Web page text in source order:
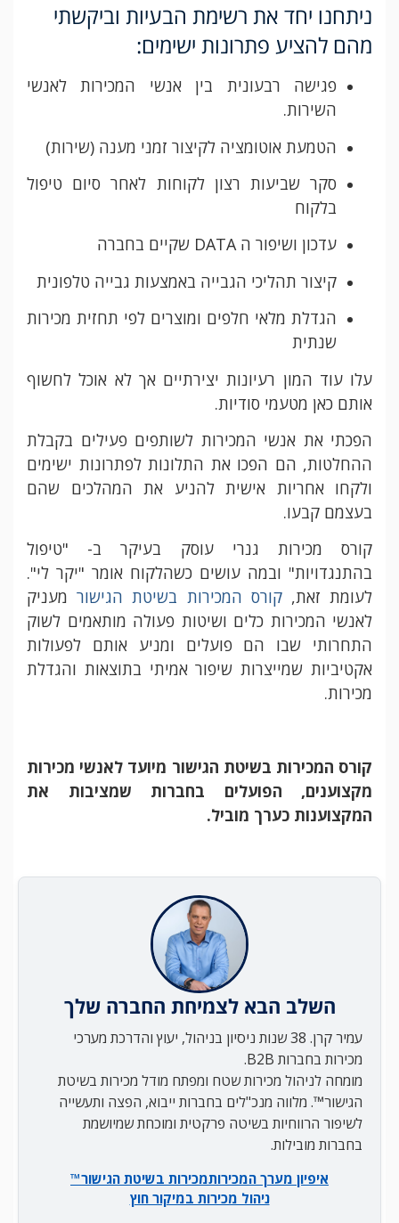
ניתחנו יחד את רשימת הבעיות וביקשתי
מהם להציע פתרונות ישימים:
פגישה רבעונית בין אנשי המכירות לאנשי
השירות.
הטמעת אוטומציה לקיצור זמני מענה (שירות)
סקר שביעות רצון לקוחות לאחר סיום טיפול
בלקוח
עדכון ושיפור ה DATA שקיים בחברה
קיצור תהליכי הגבייה באמצעות גבייה טלפונית
הגדלת מלאי חלפים ומוצרים לפי תחזית מכירות
שנתית
עלו עוד המון רעיונות יצירתיים אך לא אוכל לחשוף
אותם כאן מטעמי סודיות.
הפכתי את אנשי המכירות לשותפים פעילים בקבלת
ההחלטות, הם הפכו את התלונות לפתרונות ישימים
ולקחו אחריות אישית להניע את המהלכים שהם
בעצמם קבעו.
קורס מכירות גנרי עוסק בעיקר ב- "טיפול
בהתנגדויות" ובמה עושים כשהלקוח אומר "יקר לי".
לעומת זאת,קורס המכירות בשיטת הגישורמעניק
לאנשי המכירות כלים ושיטות פעולה מותאמים לשוק
התחרותי שבו הם פועלים ומניע אותם לפעולות
אקטיביות שמייצרות שיפור אמיתי בתוצאות והגדלת
מכירות.
קורס המכירות בשיטת הגישור מיועד לאנשי מכירות
מקצוענים, הפועלים בחברות שמציבות את
המקצוענות כערך מוביל.
השלב הבא לצמיחת החברה שלך
עמיר קרן. 38 שנות ניסיון בניהול, יעוץ והדרכת מערכי
מכירות בחברות B2B.
מומחה לניהול מכירות שטח ומפתח מודל מכירות בשיטת
הגישור™. מלווה מנכ"לים בחברות ייבוא, הפצה ותעשייה
לשיפור הרווחיות בשיטה פרקטית ומוכחת שמיושמת
בחברות מובילות.
איפיון מערך המכירותמכירות בשיטת הגישור™
ניהול מכירות במיקור חוץ